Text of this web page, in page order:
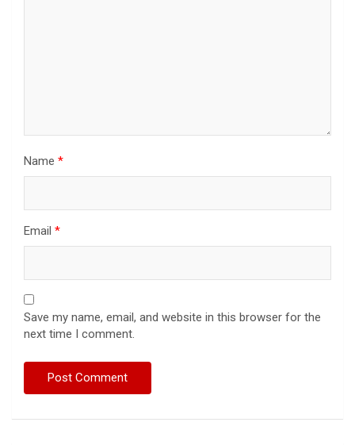
Name *
Email *
Save my name, email, and website in this browser for the
next time I comment.